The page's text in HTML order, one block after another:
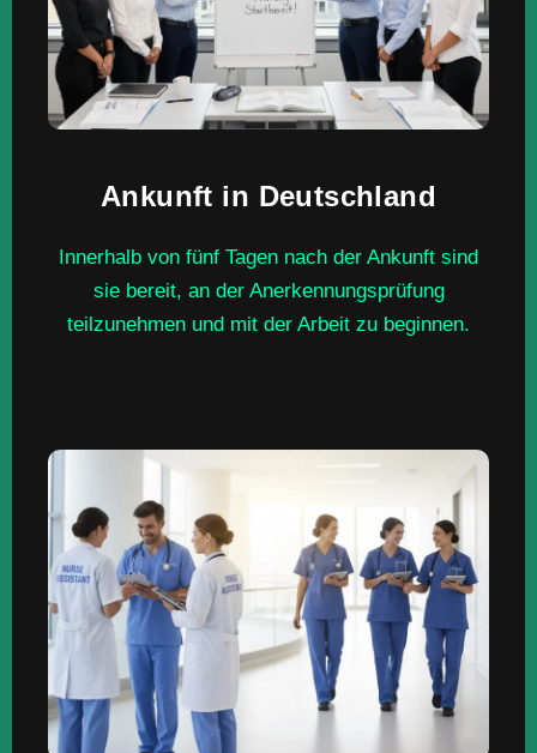
Ankunft in Deutschland
Innerhalb von fünf Tagen nach der Ankunft sind
sie bereit, an der Anerkennungsprüfung
teilzunehmen und mit der Arbeit zu beginnen.